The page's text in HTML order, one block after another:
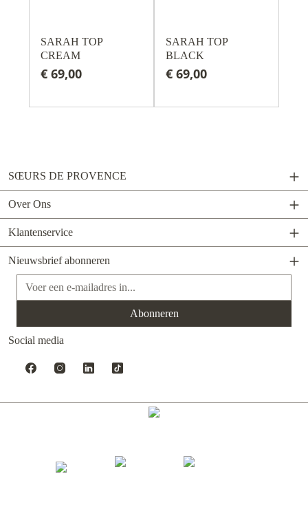
SARAH TOP
CREAM
€ 69,00
SARAH TOP
BLACK
€ 69,00
SŒURS DE PROVENCE
Over Ons
Klantenservice
Nieuwsbrief abonneren
E-mailadres*
Abonneren
Social media